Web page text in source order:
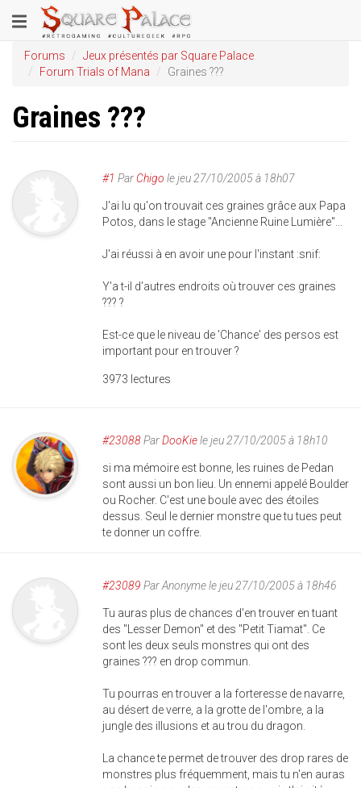
au
contenu
principal
Toggle
navigation
Forums
Jeux présentés par Square Palace
Forum Trials of Mana
Graines ???
Graines ???
#1 Par Chigo lejeu 27/10/2005 à 18h07
J'ai lu qu'on trouvait ces graines grâce aux Papa
Potos, dans le stage "Ancienne Ruine Lumière"...
J'ai réussi à en avoir une pour l'instant :snif:
Y'a t-il d'autres endroits où trouver ces graines
??? ?
Est-ce que le niveau de 'Chance' des persos est
important pour en trouver ?
3973 lectures
#23088ParDooKiele jeu 27/10/2005 à 18h10
si ma mémoire est bonne, les ruines de Pedan
sont aussi un bon lieu. Un ennemi appelé Boulder
ou Rocher. C'est une boule avec des étoiles
dessus. Seul le dernier monstre que tu tues peut
te donner un coffre.
#23089 ParAnonymele jeu 27/10/2005 à 18h46
Tu auras plus de chances d'en trouver en tuant
des "Lesser Demon" et des "Petit Tiamat". Ce
sont les deux seuls monstres qui ont des
graines ??? en drop commun.
Tu pourras en trouver a la forteresse de navarre,
au désert de verre, a la grotte de l'ombre, a la
jungle des illusions et au trou du dragon.
La chance te permet de trouver des drop rares de
monstres plus fréquemment, mais tu n'en auras